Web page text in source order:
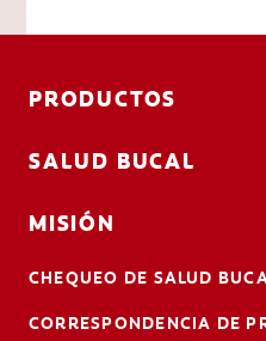
PRODUCTOS
SALUD BUCAL
MISIÓN
CHEQUEO DE SALUD
CORRESPONDENCIA DE